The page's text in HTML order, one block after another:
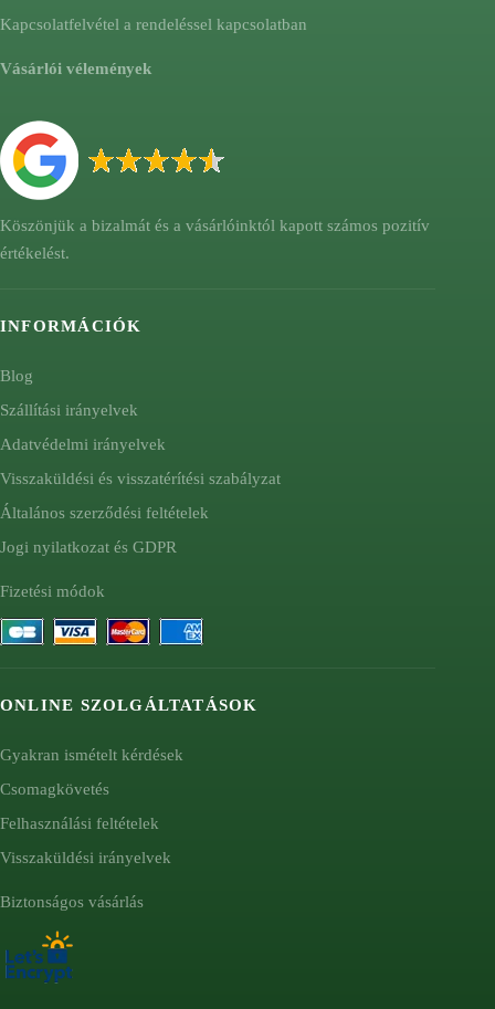
Kapcsolatfelvétel a rendeléssel kapcsolatban
Vásárlói vélemények
Köszönjük a bizalmát és a vásárlóinktól kapott számos pozitív
értékelést.
INFORMÁCIÓK
Blog
Szállítási irányelvek
Adatvédelmi irányelvek
Visszaküldési és visszatérítési szabályzat
Általános szerződési feltételek
Jogi nyilatkozat és GDPR
Fizetési módok
ONLINE SZOLGÁLTATÁSOK
Gyakran ismételt kérdések
Csomagkövetés
Felhasználási feltételek
Visszaküldési irányelvek
Biztonságos vásárlás